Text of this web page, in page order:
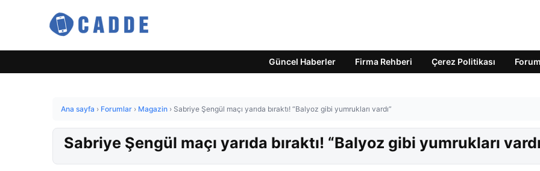
Güncel Haberler Firma Rehberi Çerez Politikası Forum
Ana sayfa › Forumlar › Magazin › Sabriye Şengül maçı yarıda bıraktı! “Balyoz gibi yumrukları vardı”
Sabriye Şengül maçı yarıda bıraktı! “Balyoz gibi yumrukları